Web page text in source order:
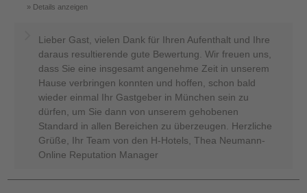
Details anzeigen
Lieber Gast, vielen Dank für Ihren Aufenthalt und Ihre
daraus resultierende gute Bewertung. Wir freuen uns,
dass Sie eine insgesamt angenehme Zeit in unserem
Hause verbringen konnten und hoffen, schon bald
wieder einmal Ihr Gastgeber in München sein zu
dürfen, um Sie dann von unserem gehobenen
Standard in allen Bereichen zu überzeugen. Herzliche
Grüße, Ihr Team von den H-Hotels, Thea Neumann-
Online Reputation Manager